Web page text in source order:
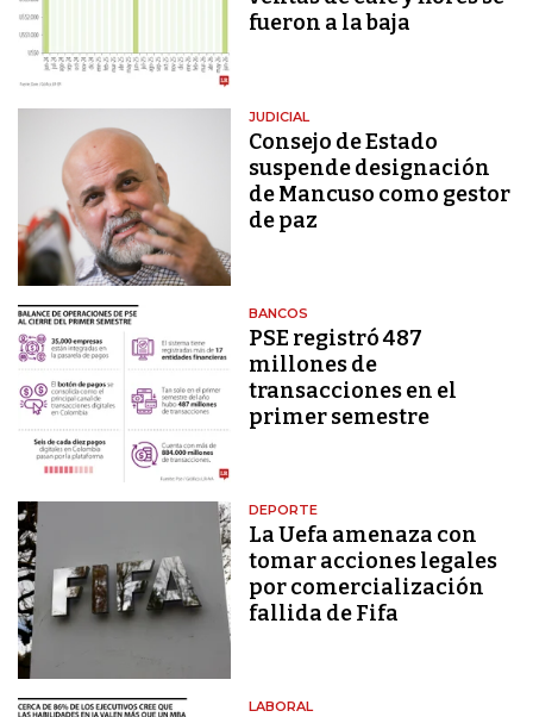
fueron a la baja
JUDICIAL
Consejo de Estado
suspende designación
de Mancuso como gestor
de paz
BANCOS
PSE registró 487
millones de
transacciones en el
primer semestre
DEPORTE
La Uefa amenaza con
tomar acciones legales
por comercialización
fallida de Fifa
LABORAL